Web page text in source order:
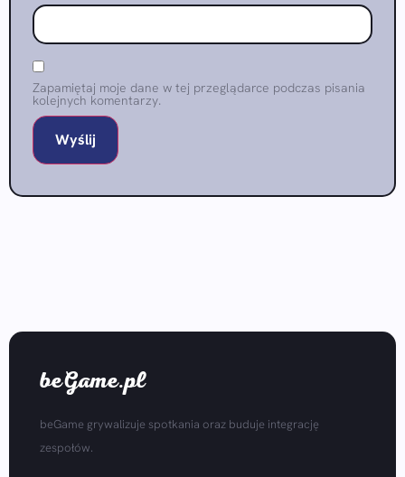
Zapamiętaj moje dane w tej przeglądarce podczas pisania
kolejnych komentarzy.
beGame.pl
beGame grywalizuje spotkania oraz buduje integrację
zespołów.